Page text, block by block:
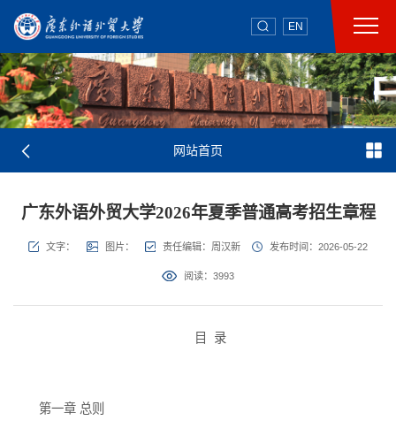
EN
网站首页
广东外语外贸大学2026年夏季普通高考招生章程
文字： 图片： 责任编辑：周汉新 发布时间：2026-05-22
阅读：3993
目 录
第一章 总则